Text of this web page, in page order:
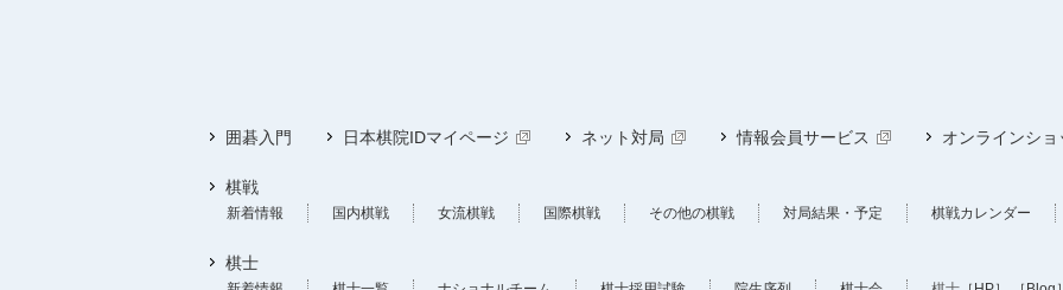
囲碁入門 日本棋院IDマイページ ネット対局 情報会員サービス オンラインショ
棋戦
新着情報 国内棋戦 女流棋戦 国際棋戦 その他の棋戦 対局結果・予定 棋戦カレンダー
棋士